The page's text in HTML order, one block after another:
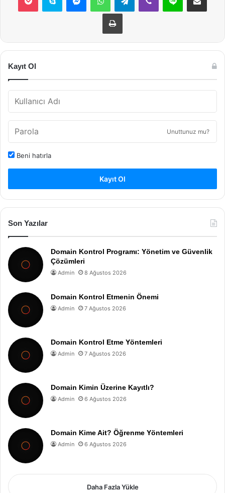
Yazdır
Kayıt Ol
Unuttunuz mu?
Beni hatırla
Kayıt Ol
Son Yazılar
Domain Kontrol Programı: Yönetim ve Güvenlik
Çözümleri
Admin 8 Ağustos 2026
Domain Kontrol Etmenin Önemi
Admin 7 Ağustos 2026
Domain Kontrol Etme Yöntemleri
Admin 7 Ağustos 2026
Domain Kimin Üzerine Kayıtlı?
Admin 6 Ağustos 2026
Domain Kime Ait? Öğrenme Yöntemleri
Admin 6 Ağustos 2026
Daha Fazla Yükle